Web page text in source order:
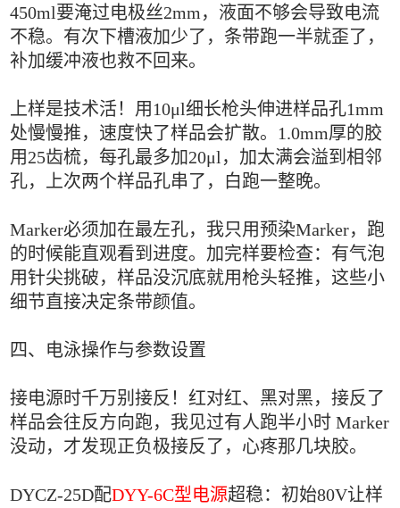
450ml要淹过电极丝2mm，液面不够会导致电流
不稳。有次下槽液加少了，条带跑一半就歪了，
补加缓冲液也救不回来。
上样是技术活！用10μl细长枪头伸进样品孔1mm
处慢慢推，速度快了样品会扩散。1.0mm厚的胶
用25齿梳，每孔最多加20μl，加太满会溢到相邻
孔，上次两个样品孔串了，白跑一整晚。
Marker必须加在最左孔，我只用预染Marker，跑
的时候能直观看到进度。加完样要检查：有气泡
用针尖挑破，样品没沉底就用枪头轻推，这些小
细节直接决定条带颜值。
四、电泳操作与参数设置
接电源时千万别接反！红对红、黑对黑，接反了
样品会往反方向跑，我见过有人跑半小时 Marker
没动，才发现正负极接反了，心疼那几块胶。
DYCZ-25D配DYY-6C型电源超稳：初始80V让样